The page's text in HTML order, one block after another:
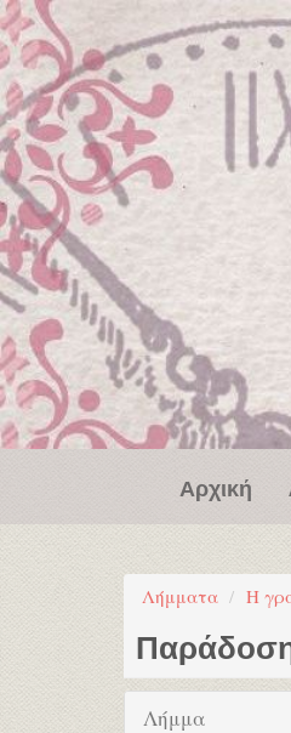
Παράκαμψη προς το κυρίως
Αρχική
Λήμματα Η
Παράδοση
Λήμμα